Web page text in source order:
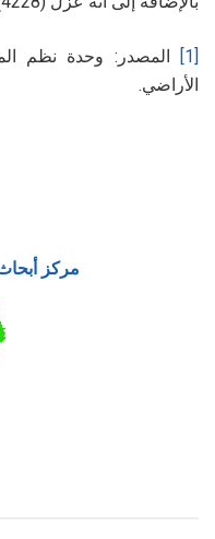
المصدر: وحدة نظم
الأراضي.
مركز